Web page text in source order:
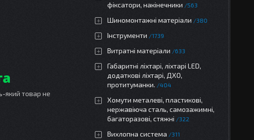
який товар не
фіксатори, накінечники
563
Шиномонтажні матеріали 380
Інструменти 1739
Витратні матеріали 633
Габаритні ліхтарі, ліхтарі LED,
додаткові ліхтарі, ДХО,
протитуманки.
404
Хомути металеві, пластикові,
нержавіюча сталь, самозажимні,
багаторазові, стяжні
322
Вихлопна система 311